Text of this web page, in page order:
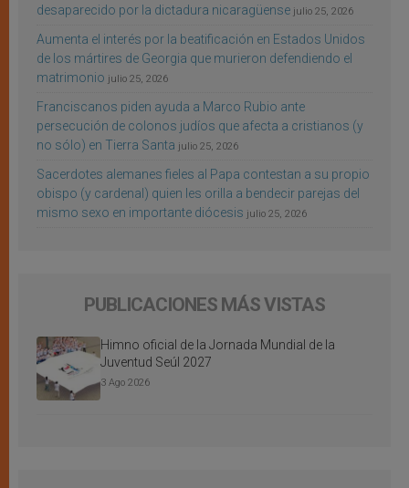
desaparecido por la dictadura nicaragüense julio 25, 2026
Aumenta el interés por la beatificación en Estados Unidos
de los mártires de Georgia que murieron defendiendo el
matrimonio julio 25, 2026
Franciscanos piden ayuda a Marco Rubio ante
persecución de colonos judíos que afecta a cristianos (y
no sólo) en Tierra Santa julio 25, 2026
Sacerdotes alemanes fieles al Papa contestan a su propio
obispo (y cardenal) quien les orilla a bendecir parejas del
mismo sexo en importante diócesis julio 25, 2026
PUBLICACIONES MÁS VISTAS
Himno oficial de la Jornada Mundial de la
Juventud Seúl 2027
3 Ago 2026